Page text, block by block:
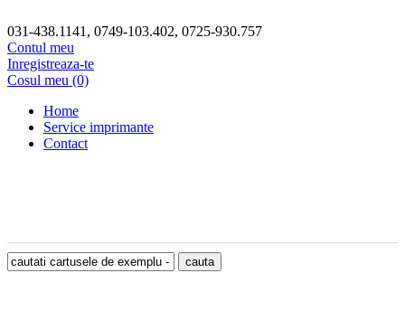
031-438.1141, 0749-103.402, 0725-930.757
Contul meu
Inregistreaza-te
Cosul meu (0)
Home
Service imprimante
Contact